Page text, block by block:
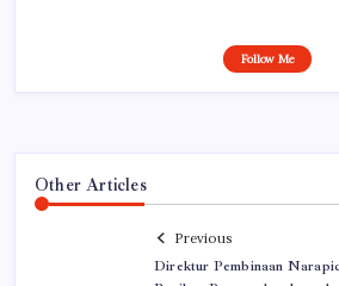
Follow Me
Other Articles
Previous
Direktur Pembinaan